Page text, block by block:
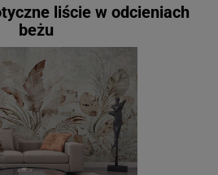
liście w odcieniach
beżu